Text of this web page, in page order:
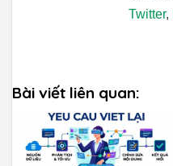
Twitter,
Bài viết liên quan: